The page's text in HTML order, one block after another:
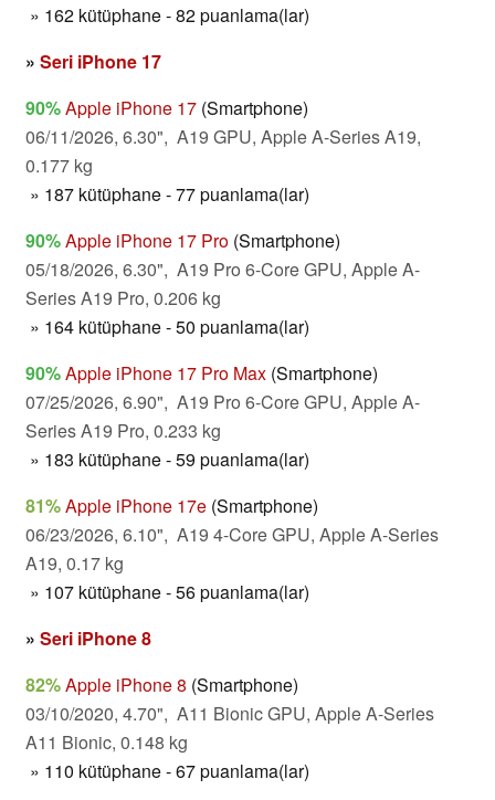
» 162 kütüphane - 82 puanlama(lar)
» Seri iPhone 17
90%Apple iPhone 17 (Smartphone)
06/11/2026, 6.30", A19 GPU, Apple A-Series A19,
0.177 kg
» 187 kütüphane - 77 puanlama(lar)
90%Apple iPhone 17 Pro (Smartphone)
05/18/2026, 6.30", A19 Pro 6-Core GPU, Apple A-
Series A19 Pro, 0.206 kg
» 164 kütüphane - 50 puanlama(lar)
90%Apple iPhone 17 Pro Max (Smartphone)
07/25/2026, 6.90", A19 Pro 6-Core GPU, Apple A-
Series A19 Pro, 0.233 kg
» 183 kütüphane - 59 puanlama(lar)
81%Apple iPhone 17e (Smartphone)
06/23/2026, 6.10", A19 4-Core GPU, Apple A-Series
A19, 0.17 kg
» 107 kütüphane - 56 puanlama(lar)
» Seri iPhone 8
82%Apple iPhone 8 (Smartphone)
03/10/2020, 4.70", A11 Bionic GPU, Apple A-Series
A11 Bionic, 0.148 kg
» 110 kütüphane - 67 puanlama(lar)